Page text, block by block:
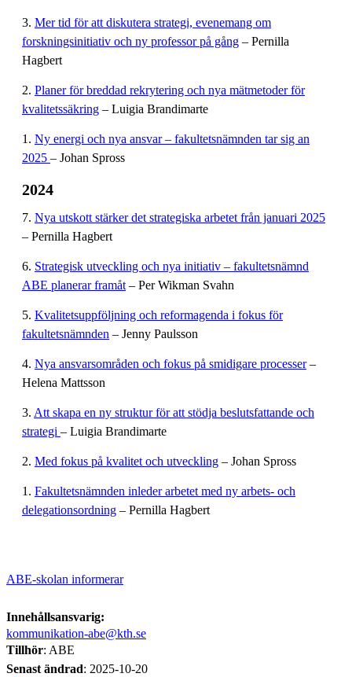
3. Mer tid för att diskutera strategi, evenemang om
forskningsinitiativ och ny professor på gång – Pernilla
Hagbert
2. Planer för breddad rekrytering och nya mätmetoder för
kvalitetssäkring – Luigia Brandimarte
1. Ny energi och nya ansvar – fakultetsnämnden tar sig an
2025 – Johan Spross
2024
7. Nya utskott stärker det strategiska arbetet från januari 2025
– Pernilla Hagbert
6. Strategisk utveckling och nya initiativ – fakultetsnämnd
ABE planerar framåt – Per Wikman Svahn
5. Kvalitetsuppföljning och reformagenda i fokus för
fakultetsnämnden – Jenny Paulsson
4. Nya ansvarsområden och fokus på smidigare processer–
Helena Mattsson
3. Att skapa en ny struktur för att stödja beslutsfattande och
strategi – Luigia Brandimarte
2. Med fokus på kvalitet och utveckling – Johan Spross
1. Fakultetsnämnden inleder arbetet med ny arbets- och
delegationsordning – Pernilla Hagbert
ABE-skolan informerar
Innehållsansvarig:
kommunikation-abe@kth.se
Tillhör: ABE
Senast ändrad: 2025-10-20